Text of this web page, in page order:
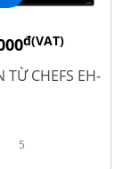
đ(VAT)
TỪ CHEFS EH-
5